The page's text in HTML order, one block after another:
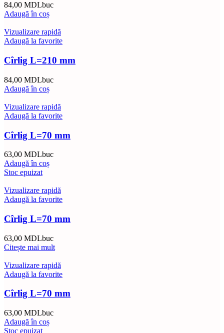
84,00 MDLbuc
Adaugă în coș
Vizualizare rapidă
Adaugă la favorite
Cîrlig L=210 mm
84,00 MDLbuc
Adaugă în coș
Vizualizare rapidă
Adaugă la favorite
Cîrlig L=70 mm
63,00 MDLbuc
Adaugă în coș
Stoc epuizat
Vizualizare rapidă
Adaugă la favorite
Cîrlig L=70 mm
63,00 MDLbuc
Citește mai mult
Vizualizare rapidă
Adaugă la favorite
Cîrlig L=70 mm
63,00 MDLbuc
Adaugă în coș
Stoc epuizat